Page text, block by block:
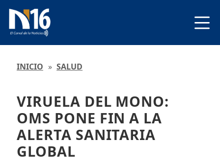
INICIO » SALUD
VIRUELA DEL MONO:
OMS PONE FIN A LA
ALERTA SANITARIA
GLOBAL